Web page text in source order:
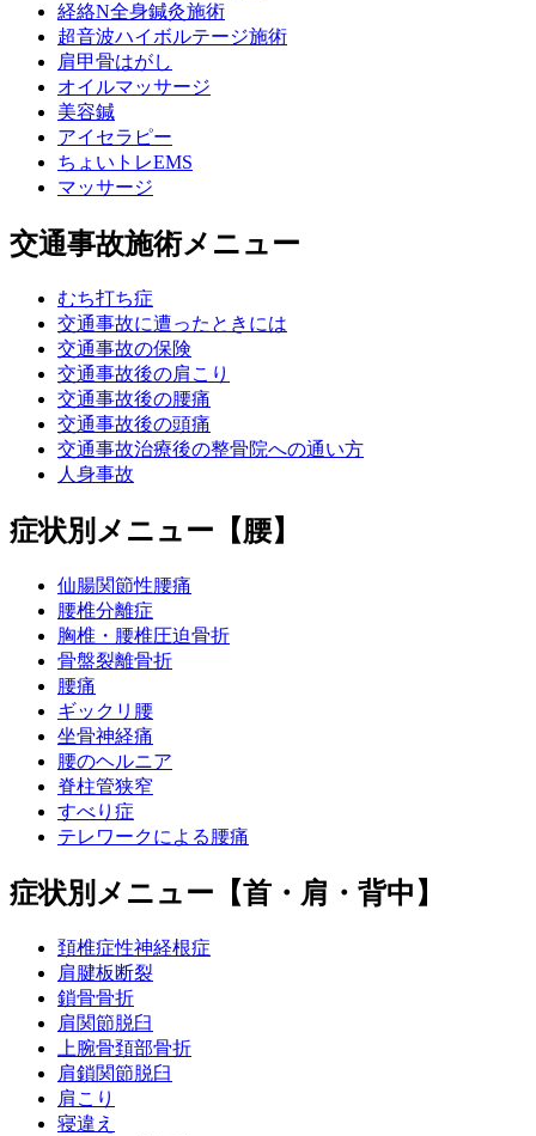
経絡N全身鍼灸施術
超音波ハイボルテージ施術
肩甲骨はがし
オイルマッサージ
美容鍼
アイセラピー
ちょいトレEMS
マッサージ
交通事故施術メニュー
むち打ち症
交通事故に遭ったときには
交通事故の保険
交通事故後の肩こり
交通事故後の腰痛
交通事故後の頭痛
交通事故治療後の整骨院への通い方
人身事故
症状別メニュー【腰】
仙腸関節性腰痛
腰椎分離症
胸椎・腰椎圧迫骨折
骨盤裂離骨折
腰痛
ギックリ腰
坐骨神経痛
腰のヘルニア
脊柱管狭窄
すべり症
テレワークによる腰痛
症状別メニュー【首・肩・背中】
頚椎症性神経根症
肩腱板断裂
鎖骨骨折
肩関節脱臼
上腕骨頚部骨折
肩鎖関節脱臼
肩こり
寝違え